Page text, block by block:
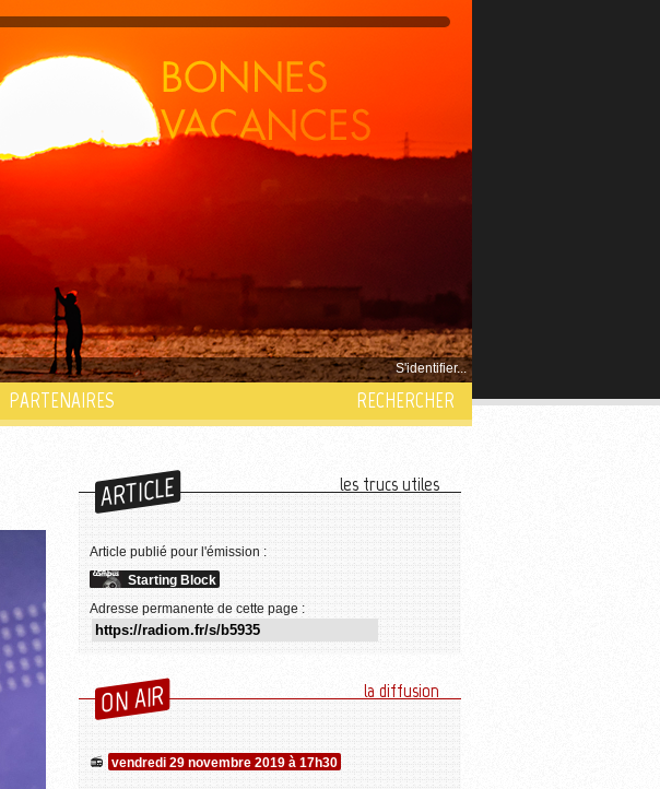
S'identifier...
PARTENAIRES RECHERCHER
ARTICLE les trucs utiles
Article publié pour l'émission :
Starting Block
Adresse permanente de cette page :
ON AIR la diffusion
vendredi 29 novembre 2019 à 17h30